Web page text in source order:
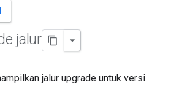
jalur
jalur upgrade untuk versi